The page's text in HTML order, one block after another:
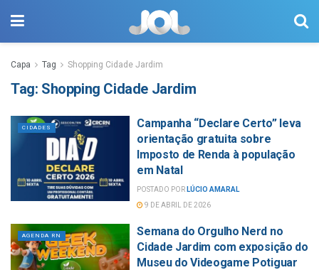
Capa Tag Shopping Cidade Jardim
Tag: Shopping Cidade Jardim
CIDADES
Campanha “Declare Certo” leva
orientação gratuita sobre
Imposto de Renda à população
em Natal
POSTADO POR LÚCIO AMARAL
9 DE ABRIL DE 2026
AGENDA RN
Semana do Orgulho Nerd no
Cidade Jardim com exposição do
Museu do Videogame Potiguar